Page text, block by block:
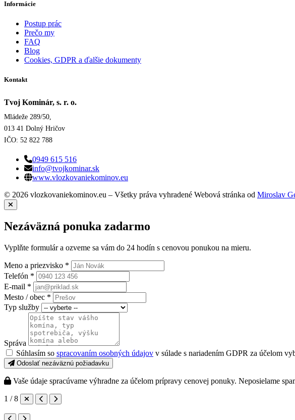
Informácie
Postup prác
Prečo my
FAQ
Blog
Cookies, GDPR a ďalšie dokumenty
Kontakt
Tvoj Kominár, s. r. o.
Mládeže 289/50,
013 41 Dolný Hričov
IČO: 52 822 788
0949 615 516
info@tvojkominar.sk
www.vlozkovaniekominov.eu
© 2026 vlozkovaniekominov.eu – Všetky práva vyhradené Webová stránka od Miroslav
Nezáväzná ponuka zadarmo
Vyplňte formulár a ozveme sa vám do 24 hodín s cenovou ponukou na mieru.
Meno a priezvisko *
Telefón *
E-mail *
Mesto / obec *
Typ služby
Správa
Súhlasím so spracovaním osobných údajov v súlade s nariadením GDPR za účelom
Odoslať nezáväznú požiadavku
Vaše údaje spracúvame výhradne za účelom prípravy cenovej ponuky. Neposielame
1 / 8